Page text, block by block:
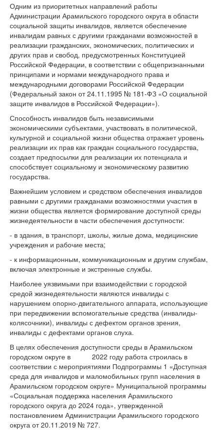
Одним из приоритетных направлений работы
Администрации Арамильского городского округа в области
социальной защиты инвалидов, является обеспечение
инвалидам равных с другими гражданами возможностей в
реализации гражданских, экономических, политических и
других прав и свобод, предусмотренных Конституцией
Российской Федерации, в соответствии с общепризнанными
принципами и нормами международного права и
международными договорами Российской Федерации
(Федеральный закон от 24.11.1995 № 181-ФЗ «О социальной
защите инвалидов в Российской Федерации»).
Способность инвалидов быть независимыми
экономическими субъектами, участвовать в политической,
культурной и социальной жизни общества отражает уровень
реализации их прав как граждан социального государства,
создает предпосылки для реализации их потенциала и
способствует социальному и экономическому развитию
государства.
Важнейшим условием и средством обеспечения инвалидов
равными с другими гражданами возможностями участия в
жизни общества является формирование доступной среды
жизнедеятельности в части обеспечения доступности:
- в здания, в транспорт, школы, жилые дома, медицинские
учреждения и рабочие места;
- к информационным, коммуникационным и другим службам,
включая электронные и экстренные службы.
Наиболее уязвимыми при взаимодействии с городской
средой жизнедеятельности являются инвалиды с
нарушением опорно-двигательного аппарата, использующие
при передвижении вспомогательные средства (инвалиды-
колясочники), инвалиды с дефектом органов зрения,
инвалиды с дефектами органов слуха.
В целях обеспечения доступности среды в Арамильском
городском округе в 2022 году работа строилась в
соответствии с мероприятиями Подпрограммы 1 «Доступная
среда для инвалидов и маломобильных групп населения в
Арамильском городском округе» Муниципальной программы
«Социальная поддержка населения Арамильского
городского округа до 2024 года», утвержденной
постановлением Администрации Арамильского городского
округа от 20.11.2019 № 727.